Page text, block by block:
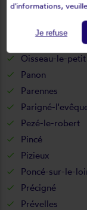
Nogent-le-
Notre-dame-
Noyen-sur-
Oisseau-le-petit
Panon
Parennes
Parigné-
Pezé-le-robert
Pincé
Pizieux
Poncé-sur-le-
Précigné
Prévelles
d'informations,
Je refuse